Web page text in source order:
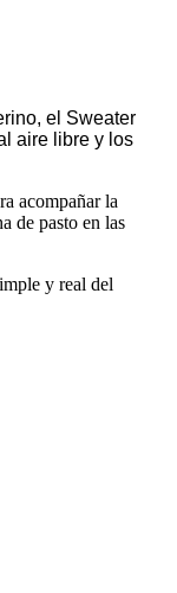
el Sweater
aire libre y los
acompañar la
de pasto en las
y real del